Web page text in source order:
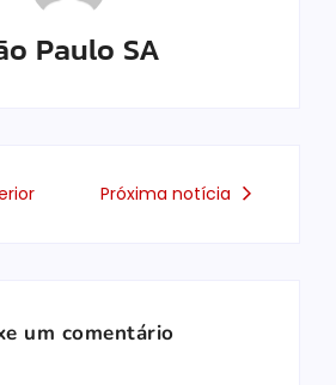
Paulo SA
Próxima notícia
um comentário